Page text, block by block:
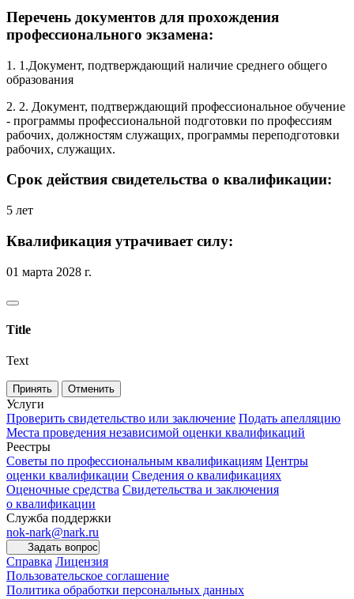
Перечень документов для прохождения
профессионального экзамена:
1. 1.Документ, подтверждающий наличие среднего общего
образования
2. 2. Документ, подтверждающий профессиональное обучение
- программы профессиональной подготовки по профессиям
рабочих, должностям служащих, программы переподготовки
рабочих, служащих.
Срок действия свидетельства о квалификации:
5 лет
Квалификация утрачивает силу:
01 марта 2028 г.
Title
Text
Принять Отменить
Услуги
Проверить свидетельство или заключение Подать апелляцию
Места проведения независимой оценки квалификаций
Реестры
Советы по профессиональным квалификациям Центры
оценки квалификации Сведения о квалификациях
Оценочные средства Свидетельства и заключения
о квалификации
Служба поддержки
nok-nark@nark.ru
Задать вопрос
Справка Лицензия
Пользовательское соглашение
Политика обработки персональных данных